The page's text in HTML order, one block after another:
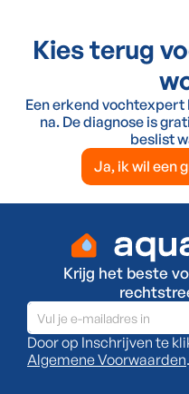
Kies terug
Een erkend
na. De diagnose is
beslist
Ja, ik wil een
Krijg het beste
Door op Inschrijven te
Algemene Voorwaarden.